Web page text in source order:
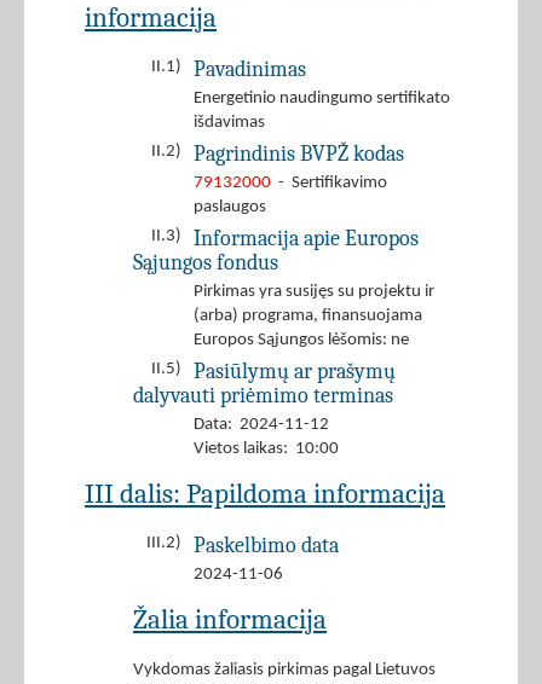
informacija
II.1) Pavadinimas
Energetinio naudingumo sertifikato
išdavimas
II.2)
Pagrindinis BVPŽ kodas
79132000 - Sertifikavimo
paslaugos
II.3)
Informacija apie Europos
Sąjungos fondus
Pirkimas yra susijęs su projektu ir
(arba) programa, finansuojama
Europos Sąjungos lėšomis: ne
II.5)
Pasiūlymų ar prašymų
dalyvauti priėmimo terminas
Data: 2024-11-12
Vietos laikas: 10:00
III dalis: Papildoma informacija
III.2) Paskelbimo data
2024-11-06
Žalia informacija
Vykdomas žaliasis pirkimas pagal Lietuvos